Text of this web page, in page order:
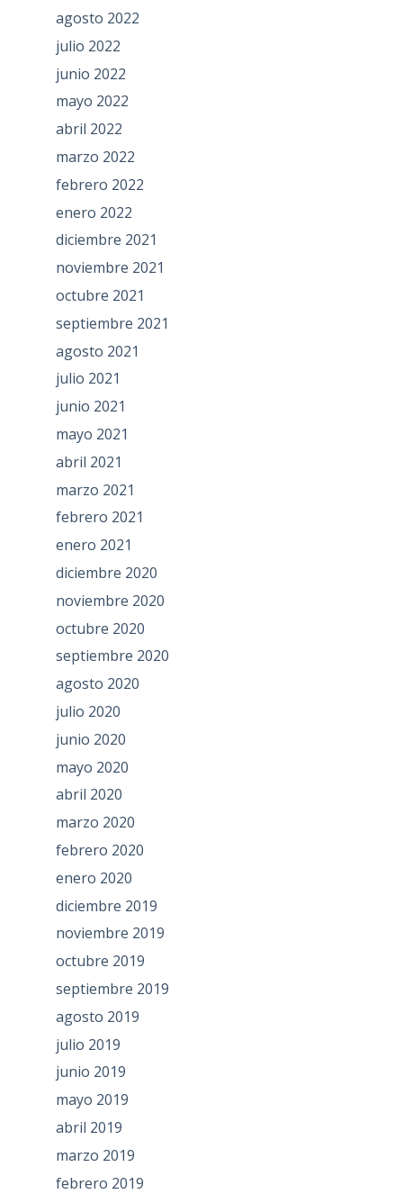
agosto 2022
julio 2022
junio 2022
mayo 2022
abril 2022
marzo 2022
febrero 2022
enero 2022
diciembre 2021
noviembre 2021
octubre 2021
septiembre 2021
agosto 2021
julio 2021
junio 2021
mayo 2021
abril 2021
marzo 2021
febrero 2021
enero 2021
diciembre 2020
noviembre 2020
octubre 2020
septiembre 2020
agosto 2020
julio 2020
junio 2020
mayo 2020
abril 2020
marzo 2020
febrero 2020
enero 2020
diciembre 2019
noviembre 2019
octubre 2019
septiembre 2019
agosto 2019
julio 2019
junio 2019
mayo 2019
abril 2019
marzo 2019
febrero 2019